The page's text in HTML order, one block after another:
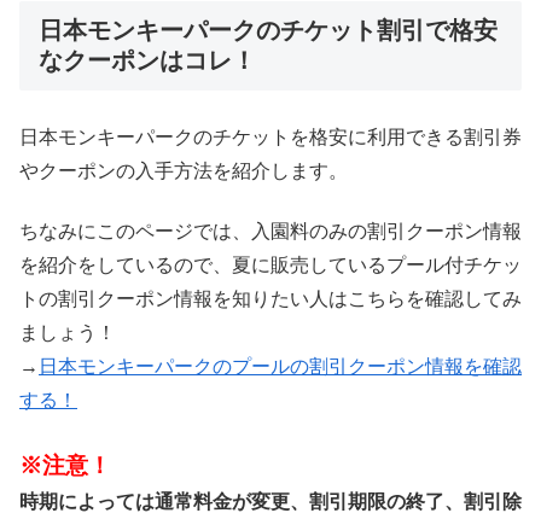
日本モンキーパークのチケット割引で格安
なクーポンはコレ！
日本モンキーパークのチケットを格安に利用できる割引券
やクーポンの入手方法を紹介します。
ちなみにこのページでは、入園料のみの割引クーポン情報
を紹介をしているので、夏に販売しているプール付チケッ
トの割引クーポン情報を知りたい人はこちらを確認してみ
ましょう！
→ 日本モンキーパークのプールの割引クーポン情報を確認
する！
※注意！
時期によっては通常料金が変更、割引期限の終了、割引除